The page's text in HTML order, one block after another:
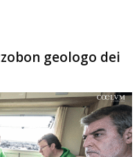
geologo dei